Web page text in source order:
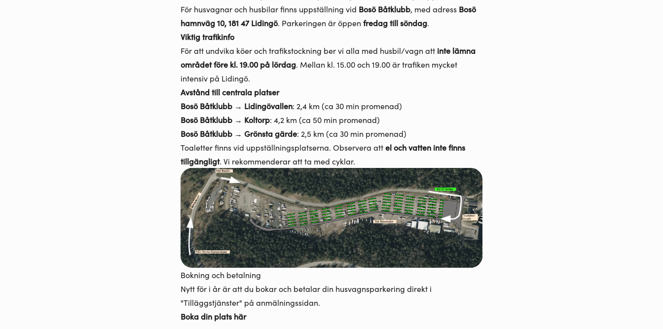
För husvagnar och husbilar finns uppställning vid Bosö Båtklubb, med adress Bosö
hamnväg 10, 181 47 Lidingö. Parkeringen är öppen fredag till söndag.
Viktig trafikinfo
För att undvika köer och trafikstockning ber vi alla med husbil/vagn att inte lämna
området före kl. 19.00 på lördag. Mellan kl. 15.00 och 19.00 är trafiken mycket
intensiv på Lidingö.
Avstånd till centrala platser
Bosö Båtklubb → Lidingövallen: 2,4 km (ca 30 min promenad)
Bosö Båtklubb → Koltorp: 4,2 km (ca 50 min promenad)
Bosö Båtklubb → Grönsta gärde: 2,5 km (ca 30 min promenad)
Toaletter finns vid uppställningsplatserna. Observera attel och vatten inte finns
tillgängligt. Vi rekommenderar att ta med cyklar.
Bokning och betalning
Nytt för i år är att du bokar och betalar din husvagnsparkering direkt i
"Tilläggstjänster" på anmälningssidan.
Boka din plats här